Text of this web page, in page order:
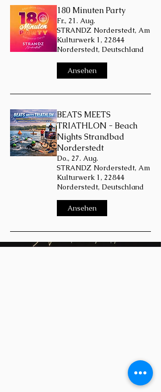
180 Minuten Party
Fr., 21. Aug.
STRANDZ Norderstedt, Am
Kulturwerk 1, 22844
Norderstedt, Deutschland
Ansehen
BEATS MEETS
TRIATHLON - Beach
Nights Strandbad
Norderstedt
Do., 27. Aug.
STRANDZ Norderstedt, Am
Kulturwerk 1, 22844
Norderstedt, Deutschland
Ansehen